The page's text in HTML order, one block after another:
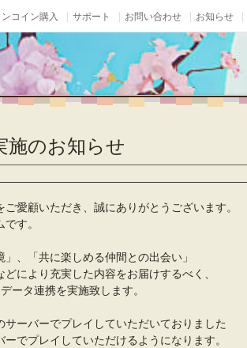
コイン購入 サポート お問い合わせ お知らせ
施のお知らせ
愛顧いただき、誠にありがとうございます。
す。
、「共に楽しめる仲間との出会い」
により充実した内容をお届けするべく、
ータ連携を実施致します。
ーバーでプレイしていただいておりました
でプレイしていただけるようになります。